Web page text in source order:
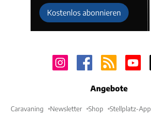
Kostenlos abonnieren
Angebote
Caravaning Newsletter Shop Stellplatz-App